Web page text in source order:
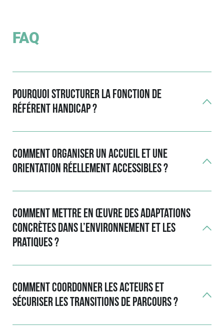
FAQ
Pourquoi structurer la fonction de
référent handicap ?
Comment organiser un accueil et une
orientation réellement accessibles ?
Comment mettre en œuvre des adaptations
concrètes dans l’environnement et les
pratiques ?
Comment coordonner les acteurs et
sécuriser les transitions de parcours ?